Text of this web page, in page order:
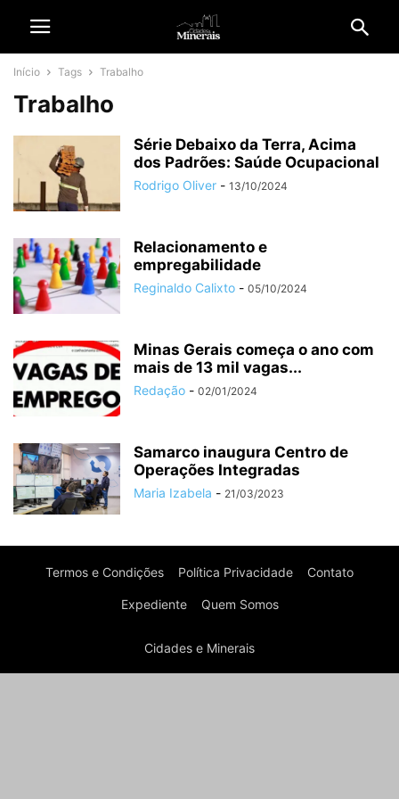
Início Tags Trabalho
Trabalho
Série Debaixo da Terra, Acima
dos Padrões: Saúde Ocupacional
Rodrigo Oliver - 13/10/2024
Relacionamento e
empregabilidade
Reginaldo Calixto - 05/10/2024
Minas Gerais começa o ano com
mais de 13 mil vagas...
Redação - 02/01/2024
Samarco inaugura Centro de
Operações Integradas
Maria Izabela - 21/03/2023
Termos e Condições Política Privacidade Contato
Expediente Quem Somos
Cidades e Minerais